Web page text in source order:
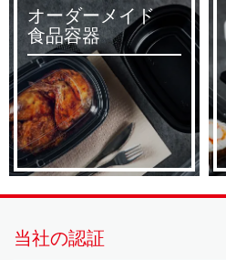
オーダーメイド
食品容器
当社の認証